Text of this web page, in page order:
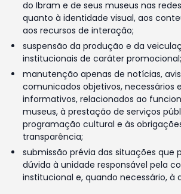
do Ibram e de seus museus nas
quanto à identidade visual, aos
aos recursos de interação;
suspensão da produção e da
institucionais de caráter promocional;
manutenção apenas de notícias,
comunicados objetivos, necessários
informativos, relacionados ao
museus, à prestação de serviços
programação cultural e às
transparência;
submissão prévia das situações que
dúvida à unidade responsável pela
institucional e, quando necessário, à